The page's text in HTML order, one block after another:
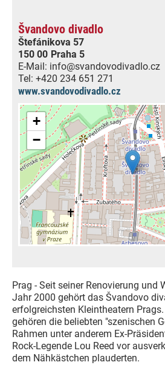
Švandovo divadlo
Štefánikova 57
150 00 Praha 5
E-Mail: info@svandovodivadlo.cz
Tel: +420 234 651 271
www.svandovodivadlo.cz
+
−
Prag - Seit seiner Renovierung und
Jahr 2000 gehört das Švandovo
erfolgreichsten Kleintheatern
gehören die beliebten "szenischen
Rahmen unter anderem Ex-
Rock-Legende Lou Reed vor
dem Nähkästchen plauderten.